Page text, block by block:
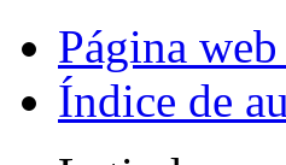
Página
Índice de